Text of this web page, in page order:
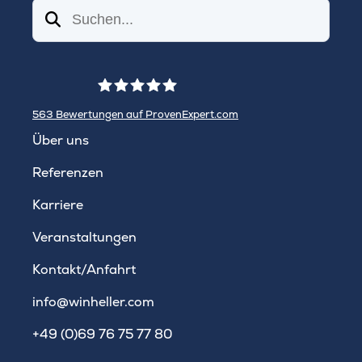
Suchen
563 Bewertungen auf ProvenExpert.com
Über uns
Referenzen
Karriere
Veranstaltungen
Kontakt/Anfahrt
info@winheller.com
+49 (0)69 76 75 77 80